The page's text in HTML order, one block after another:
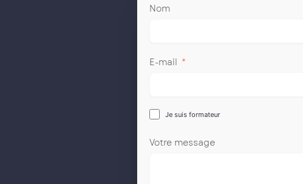
Nom
E-mail
Je suis formateur
Votre message